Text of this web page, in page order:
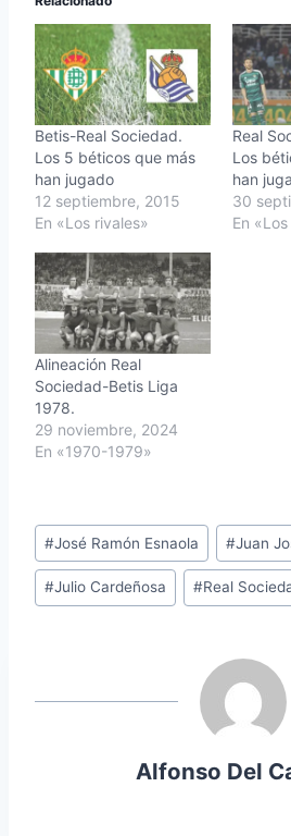
Betis-Real Sociedad.
Los 5 béticos que más
han jugado
12 septiembre, 2015
En «Los rivales»
Real
Los
han
30
En
Alineación Real
Sociedad-Betis Liga
1978.
29 noviembre, 2024
En «1970-1979»
Etiquetas
de
la
#José Ramón Esnaola #Juan
#Julio Cardeñosa #Real
Alfonso Del